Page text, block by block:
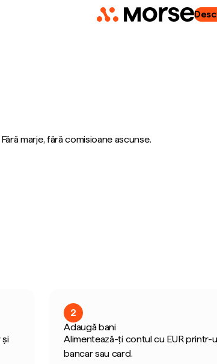
marje, fără comisioane ascunse.
și
2
Adaugă bani
Alimentează-ți contul cu EUR printr-
bancar sau card.